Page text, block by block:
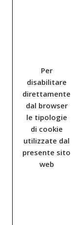
Per
disabilitare
direttamente
dal browser
le tipologie
di cookie
utilizzate dal
presente sito
web